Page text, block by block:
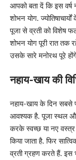
आपको बता दें कि इस
शोभन योग.
पूजा से व्रती को विशेष
शोभन योग पूरी रात तक
उसके सारे मनोरथ पूरे
नहाय-खाय की
नहाय-खाय के दिन सबसे
आवश्यक है. पूजा स्थल और
करके स्वच्छ या नए वस्त्र
किया जाता है. फिर
व्रती ग्रहण करते हैं. इस